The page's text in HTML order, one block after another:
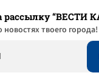
рассылку “ВЕСТИ
твоего города!